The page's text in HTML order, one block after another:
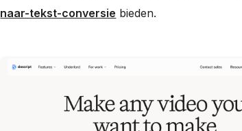
naar-tekst-conversie bieden.